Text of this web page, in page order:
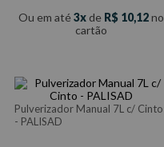
Ou em até 3 de R$ 10,12no
cartão
Pulverizador Manual 7L c/ Cinto
- PALISAD